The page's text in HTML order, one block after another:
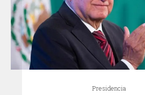
Presidencia